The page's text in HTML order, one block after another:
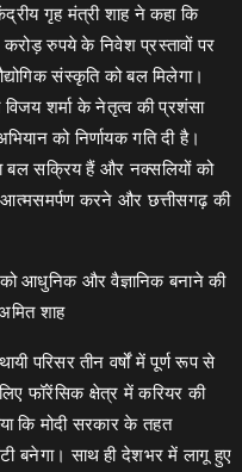
गृह मंत्री शाह ने कहा कि
रुपये के निवेश प्रस्तावों पर
संस्कृति को बल मिलेगा।
शर्मा के नेतृत्व की प्रशंसा
को निर्णायक गति दी है।
बल सक्रिय हैं और नक्सलियों को
करने और छत्तीसगढ़ की
आधुनिक और वैज्ञानिक बनाने की
शाह
परिसर तीन वर्षों में पूर्ण रूप से
फॉरेंसिक क्षेत्र में करियर की
कि मोदी सरकार के तहत
बनेगा। साथ ही देशभर में लागू हुए